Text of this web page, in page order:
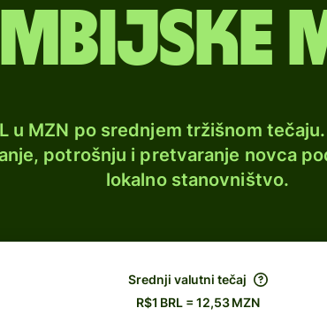
u MZN po srednjem tržišnom
potrošnju i pretvaranje novca
lokalno stanovništvo.
Srednji valutni tečaj
R$1 BRL = 12,53 MZN